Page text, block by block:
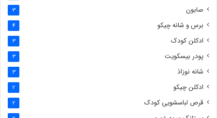
صابون 3
برس و شانه چیکو 4
ادکلن کودک 3
پودر بیسکویت 3
شانه نوزاذ 3
ادکلن چیکو 2
قرص لباسشویی کودک 2